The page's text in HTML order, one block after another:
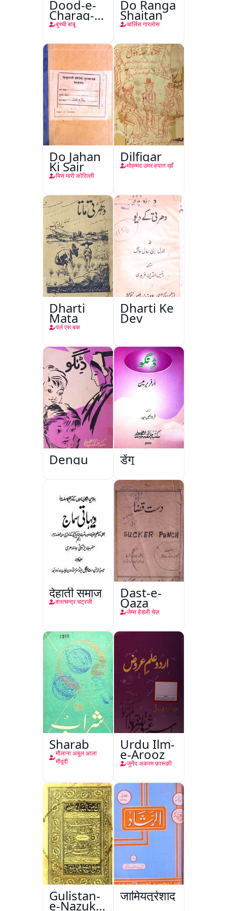
Dood-e-
Charag-e-
Mahfil
बुच्ची बाबू
Do Ranga
Shaitan
चार्लिस गारलोस
Do Jahan
Ki Sair
मिस मारी कोरिल्ली
Dilfigar
मोहम्मद उमर हयात ख़ाँ
Dharti
Mata
पर्ल एस बक
Dharti Ke
Dev
Dengu डेंगू
देहाती समाज
शरत्चन्द्र चट्रजी
Dast-e-
Qaza
जेम्स हेडली चेज़
Sharab
मौलाना अबुल आला
मौदूदी
Urdu Ilm-
e-Arooz
जुनैद अकरम फ़ारूक़ी
Gulistan-
e-Nazuk
जामियतुर्रशाद